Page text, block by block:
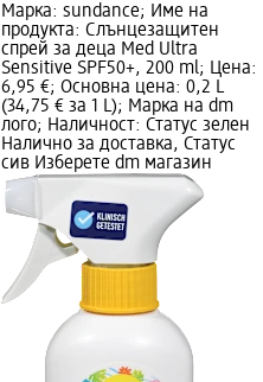
Марка: sundance; Име на
продукта: Слънцезащитен
спрей за деца Med Ultra
Sensitive SPF50+, 200 ml; Цена:
6,95 €; Основна цена: 0,2 L
(34,75 € за 1 L); Марка на dm
лого; Наличност: Статус зелен
Налично за доставка, Статус
сив Изберете dm магазин